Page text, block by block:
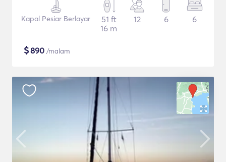
Kapal Pesiar Berlayar
51 ft
16 m
12 6 6
$890 /malam